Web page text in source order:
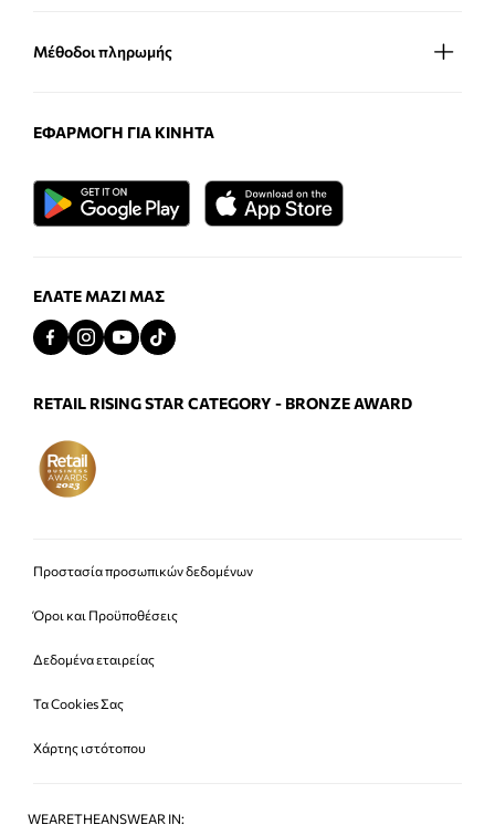
Μέθοδοι πληρωμής
ΕΦΑΡΜΟΓΉ ΓΙΑ ΚΙΝΗΤΆ
ΕΛΆΤΕ ΜΑΖΊ ΜΑΣ
RETAIL RISING STAR CATEGORY - BRONZE AWARD
Προστασία προσωπικών δεδομένων
Όροι και Προϋποθέσεις
Δεδομένα εταιρείας
Τα Cookies Σας
Χάρτης ιστότοπου
WEARETHEANSWEAR IN: